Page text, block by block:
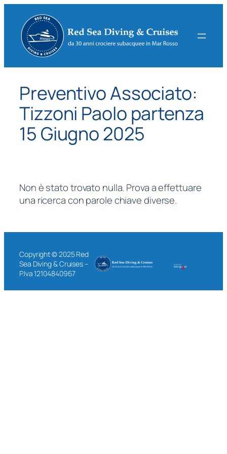
contenuto
Preventivo Associato:
Tizzoni Paolo partenza
15 Giugno 2025
Non è stato trovato nulla. Prova a effettuare
una ricerca con parole chiave diverse.
Copyright © 2025 Red
Sea Diving & Cruises –
P.Iva 12104840967